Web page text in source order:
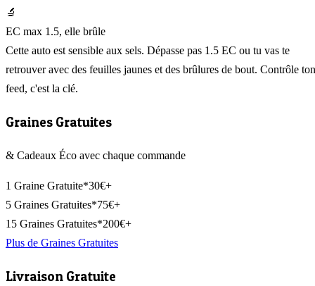
🔬
EC max 1.5, elle brûle
Cette auto est sensible aux sels. Dépasse pas 1.5 EC ou tu vas te
retrouver avec des feuilles jaunes et des brûlures de bout. Contrôle ton
feed, c'est la clé.
Graines Gratuites
& Cadeaux Éco avec chaque commande
1 Graine Gratuite*30€+
5 Graines Gratuites*75€+
15 Graines Gratuites*200€+
Plus de Graines Gratuites
Livraison Gratuite